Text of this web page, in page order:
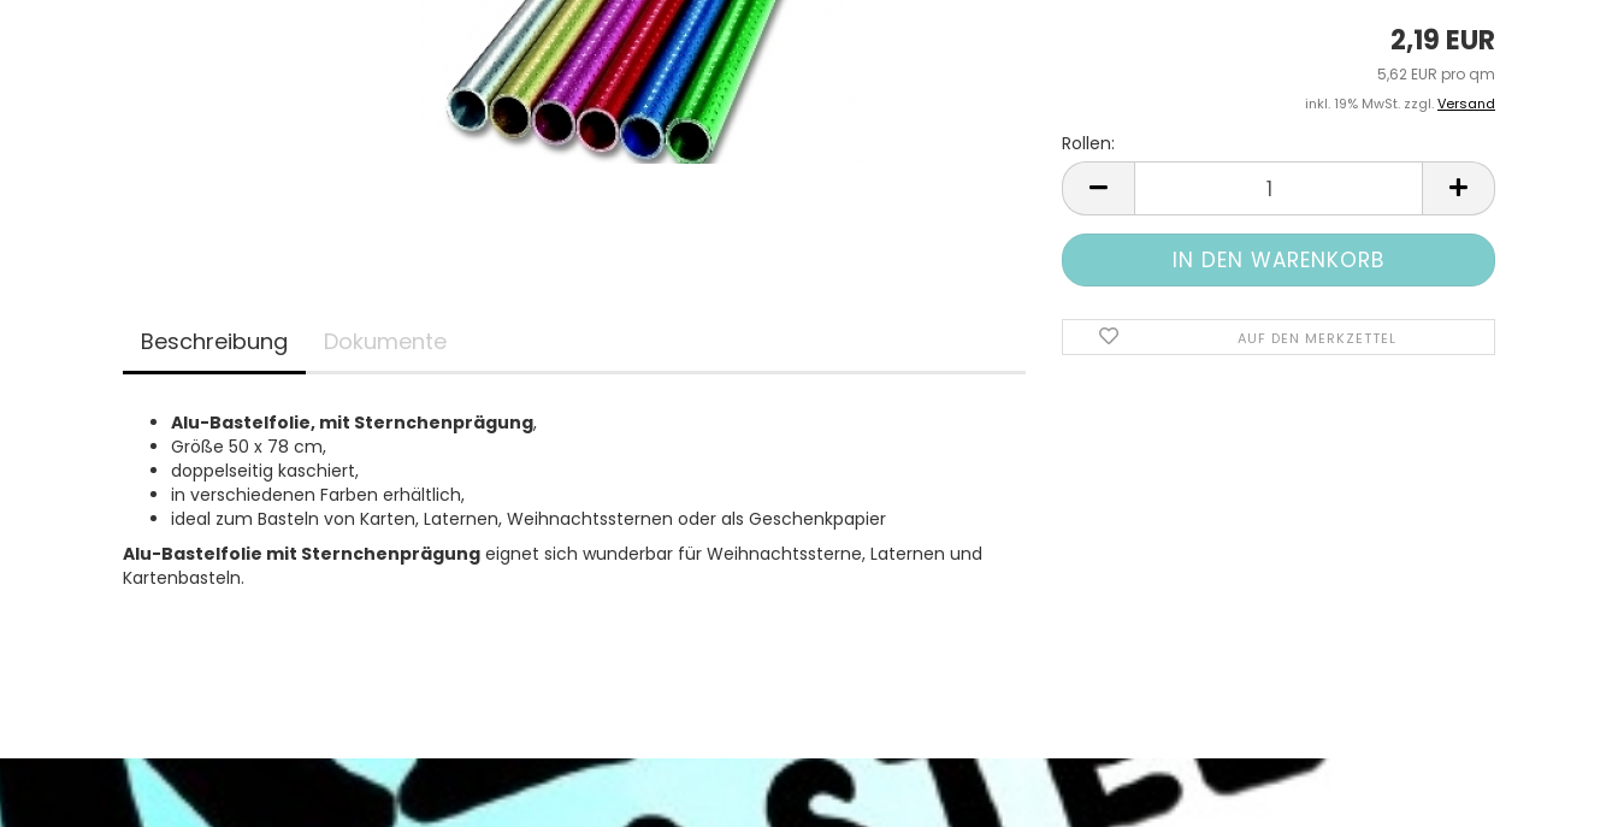
2,19 EUR
5,62 EUR pro qm
inkl. 19% MwSt. zzgl.Versand
Rollen:
Rollen
AUF DEN MERKZETTEL
Beschreibung Dokumente
Alu-Bastelfolie, mit Sternchenprägung,
Größe 50 x 78 cm,
doppelseitig kaschiert,
in verschiedenen Farben erhältlich,
ideal zum Basteln von Karten, Laternen, Weihnachtssternen oder als Geschenkpapier
Alu-Bastelfolie mit Sternchenprägung eignet sich wunderbar für Weihnachtssterne, Laternen und
Kartenbasteln.